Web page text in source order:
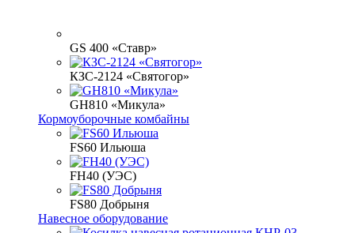
GS 400 «Ставр»
КЗС-2124 «Святогор»
GH810 «Микула»
Кормоуборочные комбайны
FS60 Ильюша
FH40 (УЭС)
FS80 Добрыня
Навесное оборудование